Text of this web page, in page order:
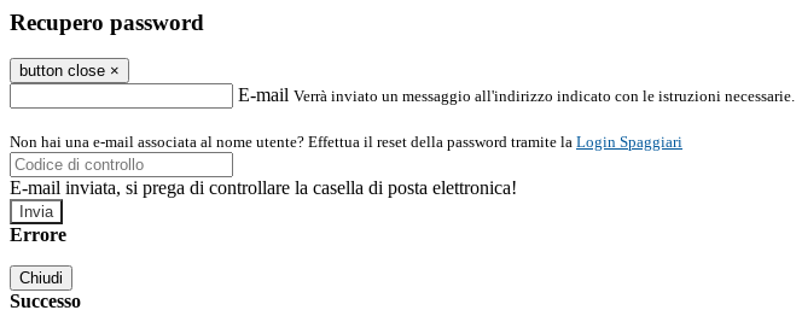
Recupero password
button close ×
E-mail Verrà inviato un messaggio all'indirizzo indicato con le istruzioni necessarie.
Non hai una e-mail associata al nome utente? Effettua il reset della password tramite la Login Spaggiari
E-mail inviata, si prega di controllare la casella di posta elettronica!
Errore
Chiudi
Successo